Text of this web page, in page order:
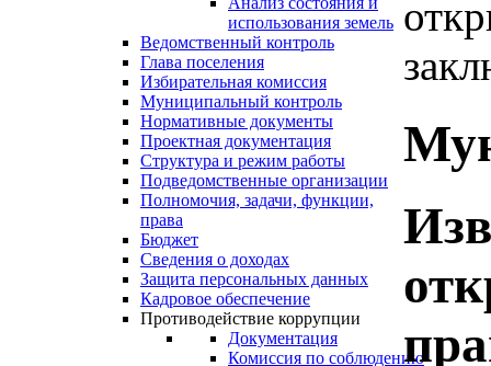
использования земель
Ведомственный контроль
Глава поселения
Избирательная комиссия
Муниципальный контроль
Нормативные документы
Проектная документация
Структура и режим работы
Подведомственные организации
Полномочия, задачи, функции,
права
Бюджет
Сведения о доходах
Защита персональных данных
Кадровое обеспечение
Противодействие коррупции
Документация
Комиссия по соблюдению